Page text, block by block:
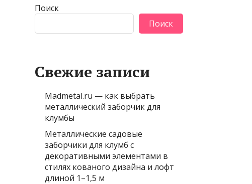
Поиск
Поиск
Свежие записи
Madmetal.ru — как выбрать
металлический заборчик для
клумбы
Металлические садовые
заборчики для клумб с
декоративными элементами в
стилях кованого дизайна и лофт
длиной 1–1,5 м